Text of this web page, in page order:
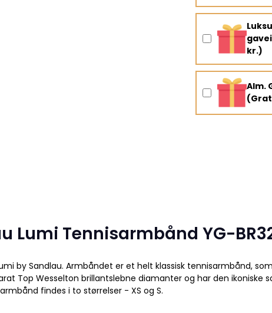
kr.)
Alm.
Lumi Tennisarmbånd YG-
by Sandlau. Armbåndet er et helt klassisk tennisarmbånd,
Top Wesselton brillantslebne diamanter og har den ikoniske
findes i to størrelser - XS og S.